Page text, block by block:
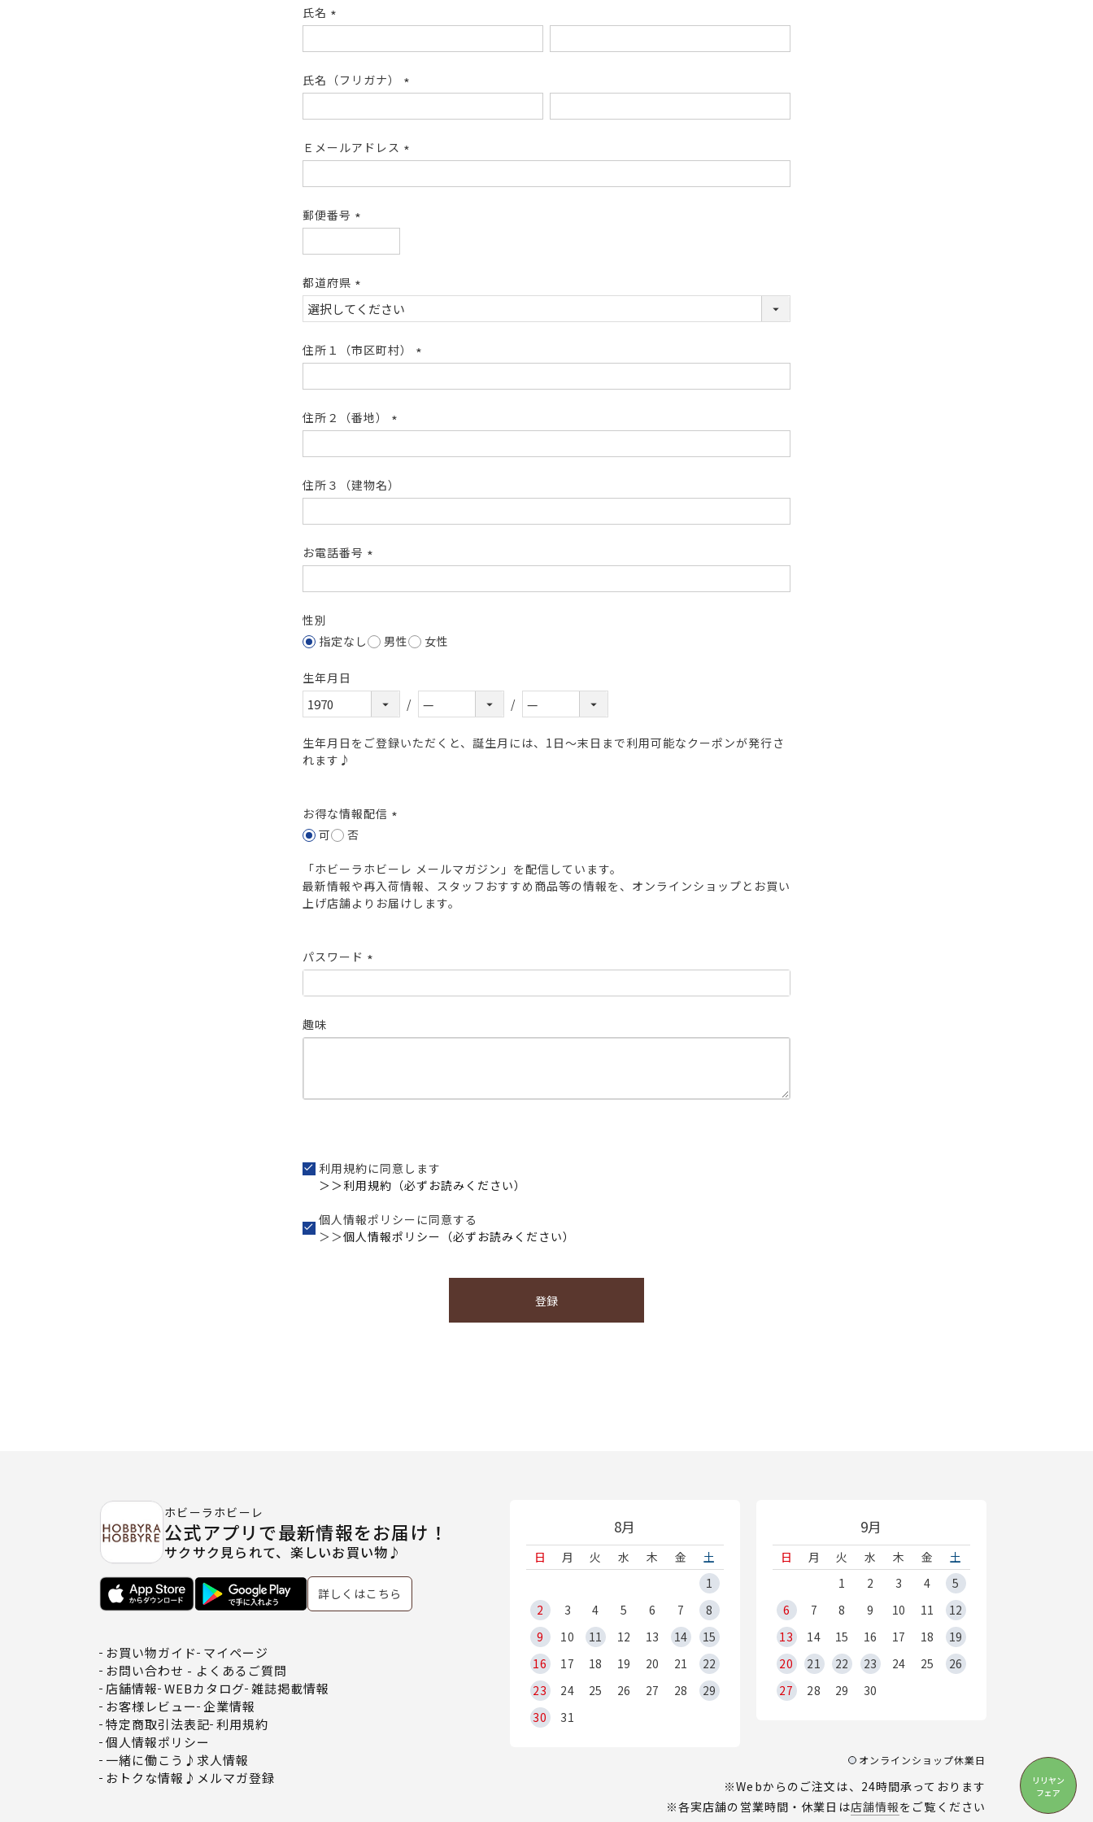
リリヤン
フェア
氏名
須)
氏名（フリガナ）
須)
Ｅメールアドレス
須)
郵便番号
須)
都道府県
(必
須)
住所１（市区町村）
須)
住所２（番地）
須)
住所３（建物名）
お電話番号
須)
性別
指定なし
男性 女性
生年月日
生年月日をご登録いただくと、誕生月には、1日～末日まで利用可能なクーポンが発行さ
れます♪
お得な情報配信
可 否
「ホビーラホビーレ メールマガジン」を配信しています。
最新情報や再入荷情報、スタッフおすすめ商品等の情報を、オンラインショップとお買い
上げ店舗よりお届けします。
パスワード
須)
趣味
利用規約に同意します
＞＞利用規約（必ずお読みください）
個人情報ポリシーに同意する
＞＞個人情報ポリシー（必ずお読みください）
登録
8月
日 月 火 水 木 金
土
1
2
3 4 5 6 7
8
9
10 11 12 13 14
15
16
17 18 19 20 21
22
23
24 25 26 27 28
29
30
31
9月
日 月 火 水 木 金
土
1
2 3 4
5
6
7 8 9 10 11
12
13
14 15 16 17 18
19
20
21 22 23 24 25
26
27
28 29 30
オンラインショップ休業日
※Webからのご注文は、24時間承っております
※各実店舗の営業時間・休業日は店舗情報をご覧ください
ホビーラホビーレ
公式アプリで最新情報をお届け！
サクサク見られて、楽しいお買い物♪
詳しくはこちら
お買い物ガイド マイページ
お問い合わせ - よくあるご質問
店舗情報 WEBカタログ 雑誌掲載情報
お客様レビュー 企業情報
特定商取引法表記 利用規約
個人情報ポリシー
一緒に働こう♪求人情報
おトクな情報♪メルマガ登録